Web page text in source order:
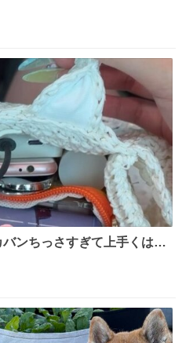
ンちっさすぎて上手くはめ
ってなんでこんなちっさい